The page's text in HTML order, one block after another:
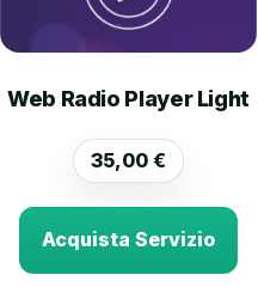
Web Radio Player Light
35,00€
Acquista Servizio